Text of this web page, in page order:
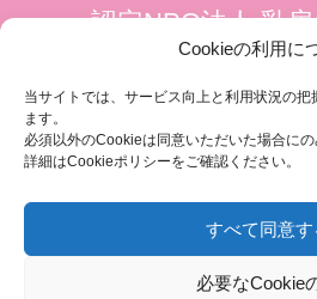
Cookieの利用に
当サイトでは、サービス向上と利用状況の
ます。
必須以外のCookieは同意いただいた場合にの
詳細はCookieポリシーをご確認ください。
すべて同意す
必要なCookie
認定NPO法人 乳
築地ホワイトビル
FAX.03-3545-6545
COPYRIGHT (C) 2019 JAPAN SOCIETY OF